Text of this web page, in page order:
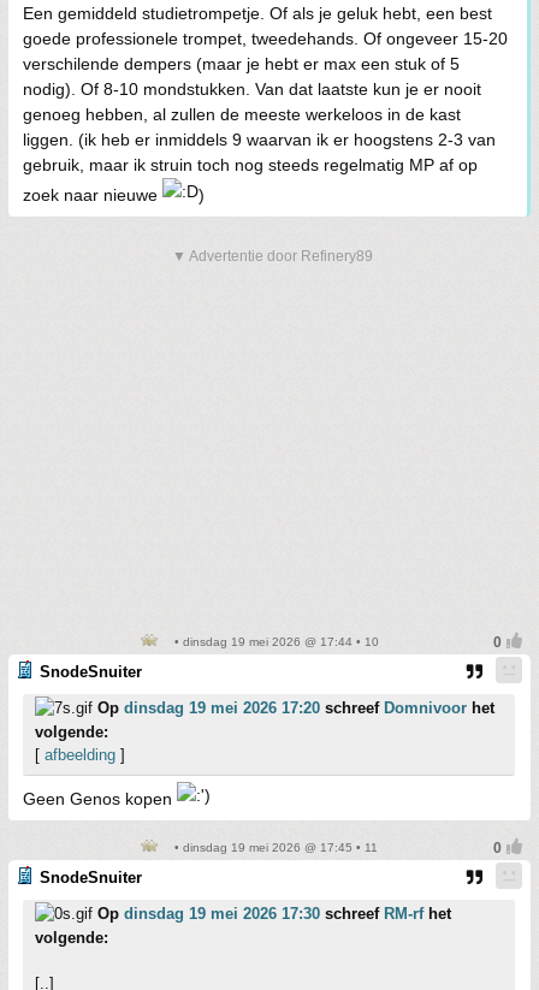
Een gemiddeld studietrompetje. Of als je geluk hebt, een best
goede professionele trompet, tweedehands. Of ongeveer 15-20
verschilende dempers (maar je hebt er max een stuk of 5
nodig). Of 8-10 mondstukken. Van dat laatste kun je er nooit
genoeg hebben, al zullen de meeste werkeloos in de kast
liggen. (ik heb er inmiddels 9 waarvan ik er hoogstens 2-3 van
gebruik, maar ik struin toch nog steeds regelmatig MP af op
zoek naar nieuwe
)
▼ Advertentie door Refinery89
• dinsdag 19 mei 2026 @ 17:44 • 10
SnodeSnuiter
Op dinsdag 19 mei 2026 17:20 schreef Domnivoor het
volgende:
[ afbeelding ]
Geen Genos kopen
• dinsdag 19 mei 2026 @ 17:45 • 11
SnodeSnuiter
Op dinsdag 19 mei 2026 17:30 schreef RM-rfhet
volgende:
[..]